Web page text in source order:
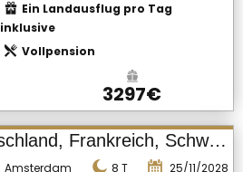
Ein Landausflug pro Tag
inklusive
Vollpension
3297€
Niederlande, Deutschland, Frankreich, Schweiz
Amsterdam 8 T
25/11/2028